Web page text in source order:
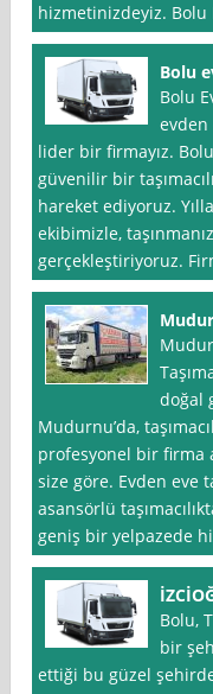
hizmetinizdeyiz.
Bolu
Bolu
lider bir firmayız.
güvenilir bir
hareket ediyoruz.
ekibimizle,
gerçekleştiriyoruz.
doğal
Mudurnu’da,
profesyonel bir firma
size göre. Evden eve
asansörlü
geniş bir yelpazede
Bolu,
bir
ettiği bu güzel